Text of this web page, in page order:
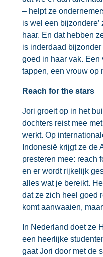
– helpt ze
is wel een
haar. En dat hebben
is inderdaad
goed in haar vak. Een
tappen, een vrouw op
Reach for the stars
Jori groeit op in het
dochters reist mee
werkt. Op
Indonesië krijgt ze de
presteren mee: reach
en er wordt rijkelijk
alles wat je bereikt.
dat ze zich heel goed
komt aanwaaien,
In Nederland doet ze
een heerlijke
gaat Jori door met de